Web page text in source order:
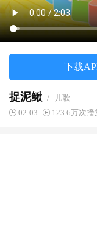
下载
捉泥鳅 /
儿歌
02:03
123.6万次播